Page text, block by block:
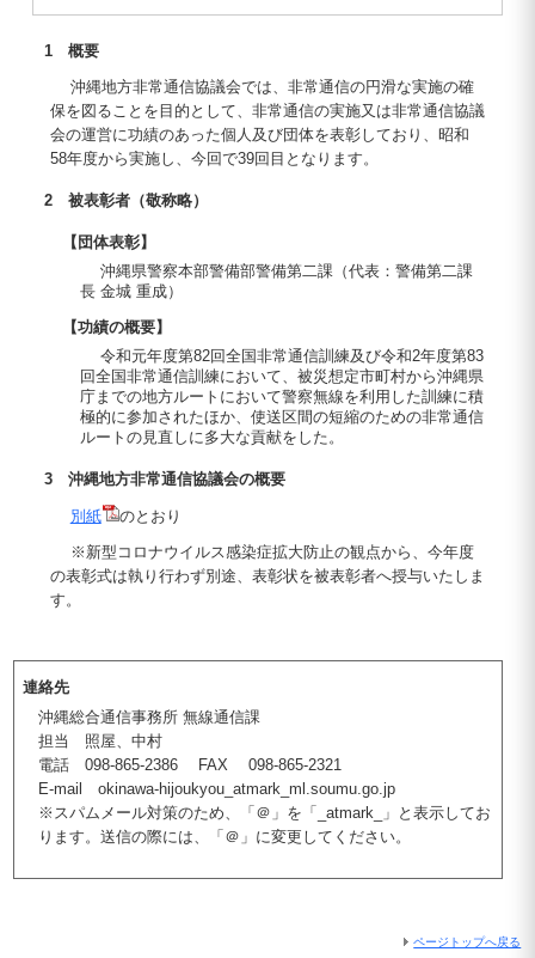
1 概要
沖縄地方非常通信協議会では、非常通信の円滑な実施の確
保を図ることを目的として、非常通信の実施又は非常通信協議
会の運営に功績のあった個人及び団体を表彰しており、昭和
58年度から実施し、今回で39回目となります。
2 被表彰者（敬称略）
【団体表彰】
沖縄県警察本部警備部警備第二課（代表：警備第二課
長 金城 重成）
【功績の概要】
令和元年度第82回全国非常通信訓練及び令和2年度第83
回全国非常通信訓練において、被災想定市町村から沖縄県
庁までの地方ルートにおいて警察無線を利用した訓練に積
極的に参加されたほか、使送区間の短縮のための非常通信
ルートの見直しに多大な貢献をした。
3 沖縄地方非常通信協議会の概要
別紙
のとおり
※新型コロナウイルス感染症拡大防止の観点から、今年度
の表彰式は執り行わず別途、表彰状を被表彰者へ授与いたしま
す。
連絡先
沖縄総合通信事務所 無線通信課
担当 照屋、中村
電話 098-865-2386 FAX 098-865-2321
E-mail okinawa-hijoukyou_atmark_ml.soumu.go.jp
※スパムメール対策のため、「＠」を「_atmark_」と表示してお
ります。送信の際には、「＠」に変更してください。
ページトップへ戻る